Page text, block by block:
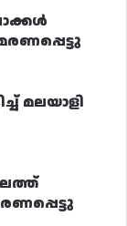
മലയാളി